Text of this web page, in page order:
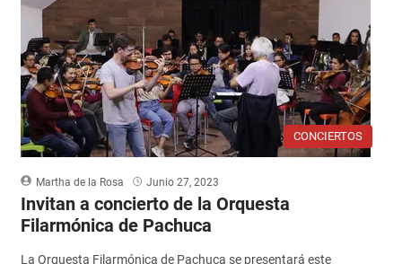
CONCIERTOS
Martha de la Rosa Junio 27, 2023
Invitan a concierto de la Orquesta
Filarmónica de Pachuca
La Orquesta Filarmónica de Pachuca se presentará este